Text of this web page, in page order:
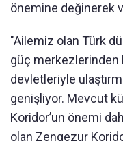
önemine değinerek
"Ailemiz olan Türk
güç merkezlerinden
devletleriyle
genişliyor. Mevcut
Koridor’un önemi
olan Zengezur